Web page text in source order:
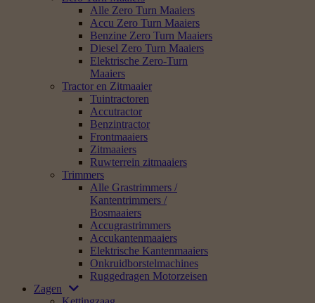
Alle Zero Turn Maaiers
Accu Zero Turn Maaiers
Benzine Zero Turn Maaiers
Diesel Zero Turn Maaiers
Elektrische Zero-Turn
Maaiers
Tractor en Zitmaaier
Tuintractoren
Accutractor
Benzintractor
Frontmaaiers
Zitmaaiers
Ruwterrein zitmaaiers
Trimmers
Alle Grastrimmers /
Kantentrimmers /
Bosmaaiers
Accugrastrimmers
Accukantenmaaiers
Elektrische Kantenmaaiers
Onkruidborstelmachines
Ruggedragen Motorzeisen
Zagen